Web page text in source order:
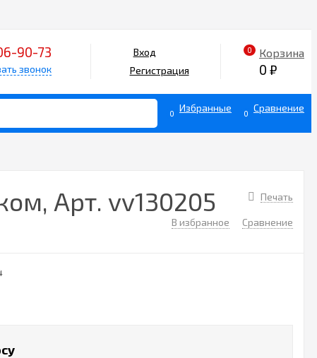
90-73
звонок
Вход
Регистрация
0 Корзина
0 ₽
0 Избранные 0 Сравнение
Печать
Арт. vv130205
В избранное Сравнение